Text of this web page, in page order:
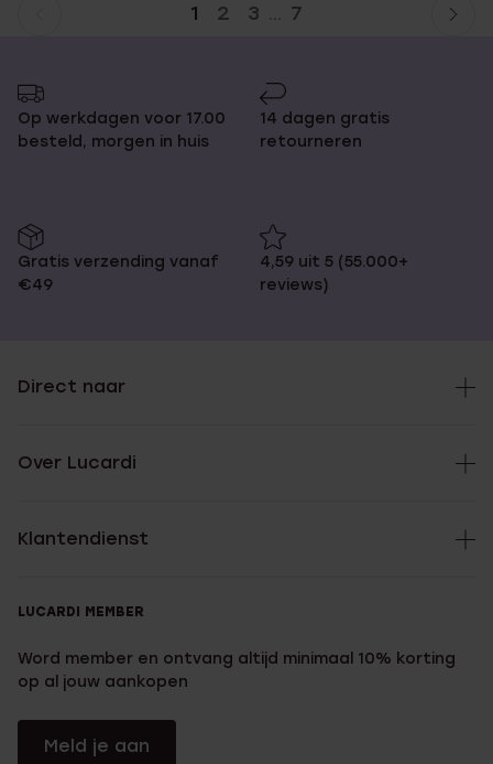
1 2 3 ... 7
Op werkdagen voor 17.00
besteld, morgen in huis
14 dagen gratis
retourneren
Gratis verzending vanaf
€49
4,59 uit 5 (55.000+
reviews)
Direct naar
Over Lucardi
Klantendienst
LUCARDI MEMBER
Word member en ontvang altijd minimaal 10% korting
op al jouw aankopen
Meld je aan